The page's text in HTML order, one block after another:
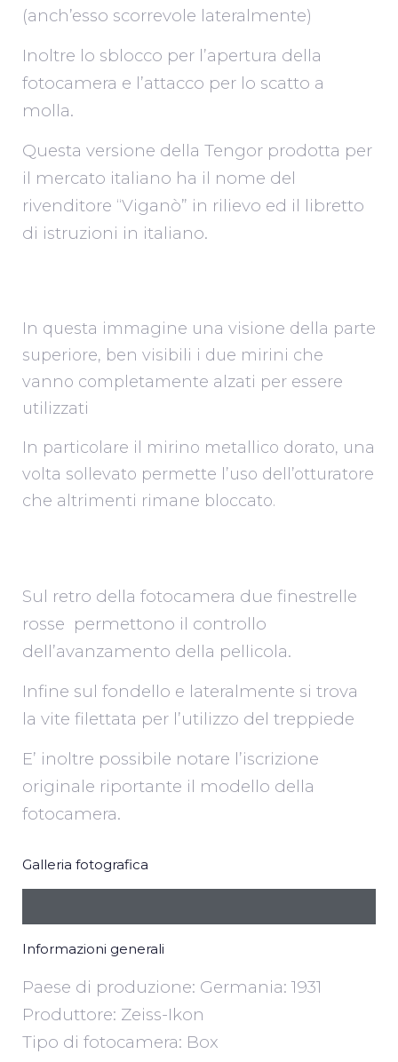
(anch’esso scorrevole lateralmente)
Inoltre lo sblocco per l’apertura della
fotocamera e l’attacco per lo scatto a
molla.
Questa versione della Tengor prodotta per
il mercato italiano ha il nome del
rivenditore “Viganò” in rilievo ed il libretto
di istruzioni in italiano.
In questa immagine una visione della parte
superiore, ben visibili i due mirini che
vanno completamente alzati per essere
utilizzati
In particolare il mirino metallico dorato, una
volta sollevato permette l’uso dell’otturatore
che altrimenti rimane bloccato.
Sul retro della fotocamera due finestrelle
rosse permettono il controllo
dell’avanzamento della pellicola.
Infine sul fondello e lateralmente si trova
la vite filettata per l’utilizzo del treppiede
E’ inoltre possibile notare l’iscrizione
originale riportante il modello della
fotocamera.
Galleria fotografica
Informazioni generali
Paese di produzione: Germania: 1931
Produttore: Zeiss-Ikon
Tipo di fotocamera: Box